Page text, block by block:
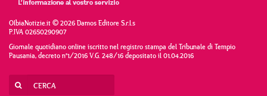
OlbiaNotizie.it © 2026 Damos Editore S.r.l.s
P.IVA 02650290907
Giornale quotidiano online iscritto nel registro stampa del Tribunale di Tempio
Pausania, decreto n°1/2016 V.G. 248/16 depositato il 01.04.2016